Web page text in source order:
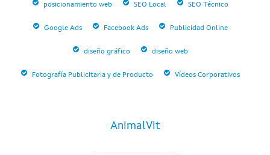
posicionamiento web SEO Local SEO Técnico
Google Ads Facebook Ads Publicidad Online
diseño gráfico diseño web
Fotografía Publicitaria y de Producto Vídeos Corporativos
AnimalVit